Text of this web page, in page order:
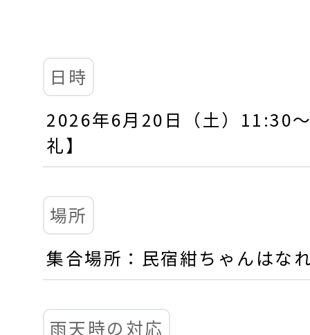
日時
2026年6月20日（土）11:30
礼】
場所
集合場所：民宿紺ちゃんはな
雨天時の対応